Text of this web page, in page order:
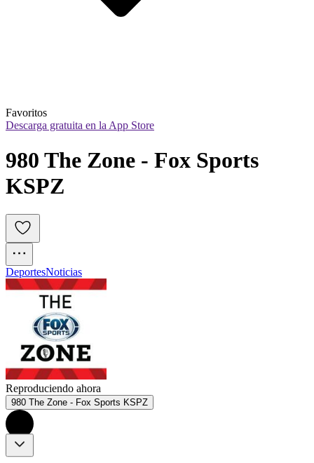
Favoritos
Descarga gratuita en la App Store
980 The Zone - Fox Sports
KSPZ
DeportesNoticias
Reproduciendo ahora
980 The Zone - Fox Sports KSPZ